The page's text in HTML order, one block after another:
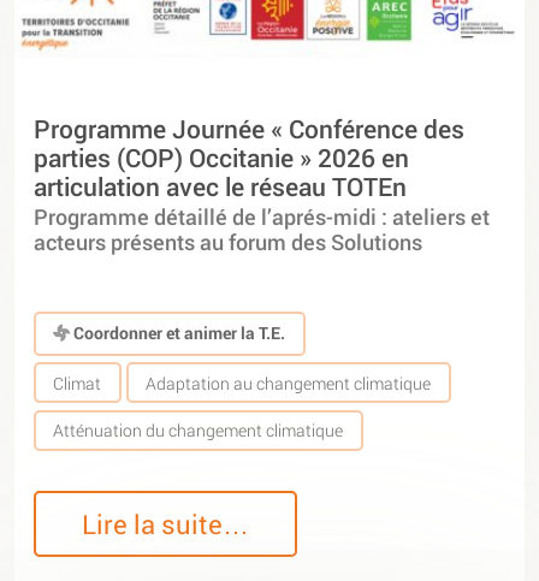
Programme Journée « Conférence des
parties (COP) Occitanie » 2026 en
articulation avec le réseau TOTEn
Programme détaillé de l’aprés-midi : ateliers et
acteurs présents au forum des Solutions
Coordonner et animer la T.E.
Climat Adaptation au changement climatique
Atténuation du changement climatique
Lire la suite…